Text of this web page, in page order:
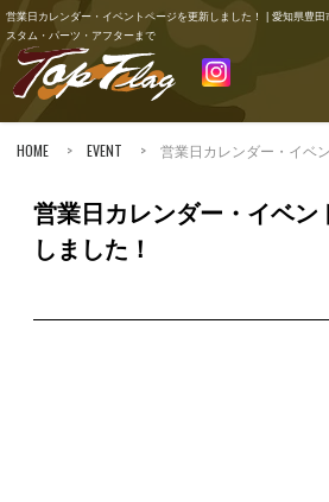
営業日カレンダー・イベントページを更新しました！ | 愛知県豊
スタム・パーツ・アフターまで
HOME > EVENT > 営業日カレンダー・イベン
営業日カレンダー・イベン
しました！